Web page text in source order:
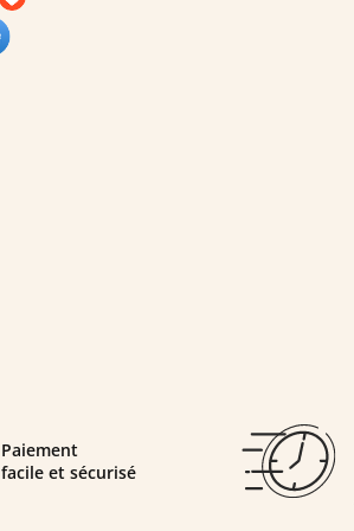
Paiement
facile et sécurisé